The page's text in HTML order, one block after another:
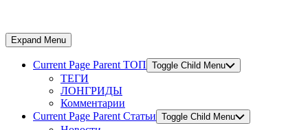
Expand Menu
Current Page Parent ТОП Toggle Child Menu
ТЕГИ
ЛОНГРИДЫ
Комментарии
Current Page Parent Статьи Toggle Child Menu